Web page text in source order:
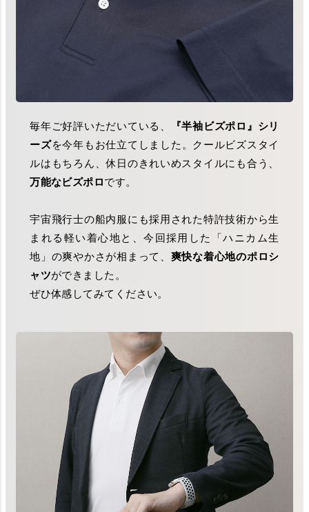
毎年ご好評いただいている、
『半袖ビズポロ』シリ
ーズを今年もお仕立てしました。クールビズスタイ
ルはもちろん、休日のきれいめスタイルにも合う、
万能なビズポロです。
宇宙飛行士の船内服にも採用された特許技術から生
まれる軽い着心地と、今回採用した「ハニカム生
地」の爽やかさが相まって、 爽快な着心地のポロシ
ャツができました。
ぜひ体感してみてください。